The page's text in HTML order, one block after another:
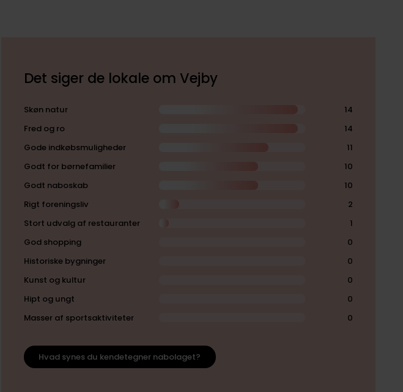
Det siger de lokale om Vejby
Skøn natur
14
Fred og ro
14
Gode indkøbsmuligheder
11
Godt for børnefamilier
10
Godt naboskab
10
Rigt foreningsliv
2
Stort udvalg af restauranter
1
God shopping
0
Historiske bygninger
0
Kunst og kultur
0
Hipt og ungt
0
Masser af sportsaktiviteter
0
Hvad synes du kendetegner nabolaget?